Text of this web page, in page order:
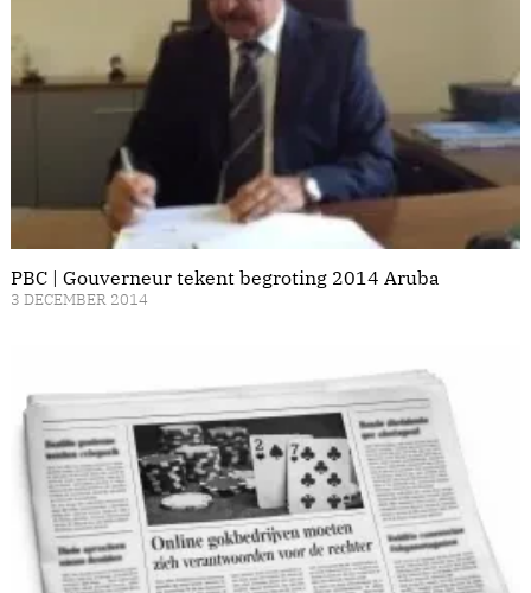
PBC | Gouverneur tekent begroting 2014 Aruba
3 DECEMBER 2014